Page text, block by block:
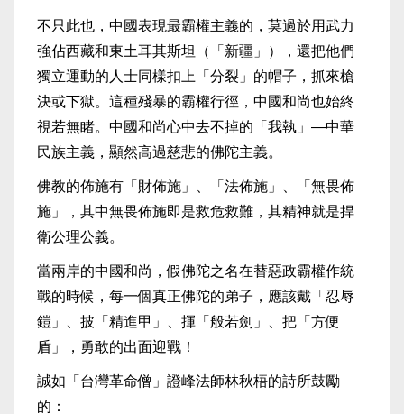
不只此也，中國表現最霸權主義的，莫過於用武力
強佔西藏和東土耳其斯坦（「新疆」），還把他們
獨立運動的人士同樣扣上「分裂」的帽子，抓來槍
決或下獄。這種殘暴的霸權行徑，中國和尚也始終
視若無睹。中國和尚心中去不掉的「我執」—中華
民族主義，顯然高過慈悲的佛陀主義。
佛教的佈施有「財佈施」、「法佈施」、「無畏佈
施」，其中無畏佈施即是救危救難，其精神就是捍
衛公理公義。
當兩岸的中國和尚，假佛陀之名在替惡政霸權作統
戰的時候，每一個真正佛陀的弟子，應該戴「忍辱
鎧」、披「精進甲」、揮「般若劍」、把「方便
盾」，勇敢的出面迎戰！
誠如「台灣革命僧」證峰法師林秋梧的詩所鼓勵
的：